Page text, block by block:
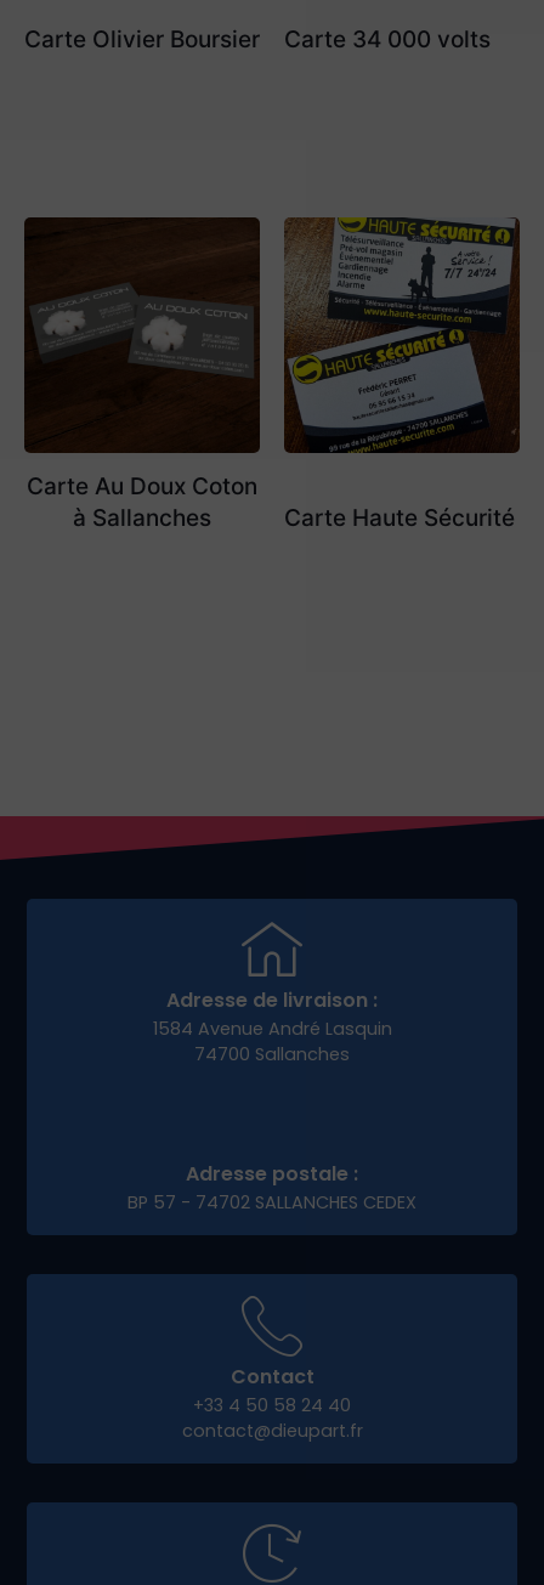
Carte Olivier Boursier Carte 34 000 volts
Carte Au Doux Coton
à Sallanches
Carte Haute Sécurité
Adresse de livraison :
1584 Avenue André Lasquin
74700 Sallanches
Adresse postale :
BP 57 - 74702 SALLANCHES CEDEX
Contact
+33 4 50 58 24 40
contact@dieupart.fr